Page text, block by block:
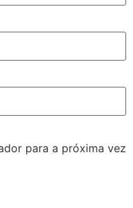
para a próxima vez